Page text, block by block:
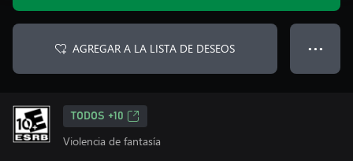
AGREGAR A LA LISTA DE DESEOS ● ● ●
TODOS +10
Violencia de fantasía